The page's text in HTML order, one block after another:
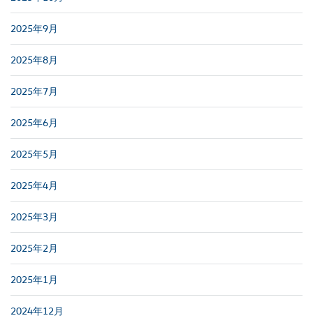
2025年9月
2025年8月
2025年7月
2025年6月
2025年5月
2025年4月
2025年3月
2025年2月
2025年1月
2024年12月